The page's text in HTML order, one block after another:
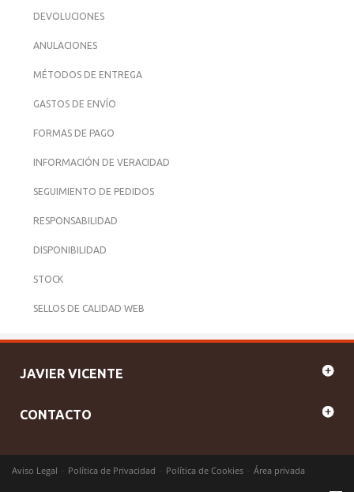
DEVOLUCIONES
ANULACIONES
MÉTODOS DE ENTREGA
GASTOS DE ENVÍO
FORMAS DE PAGO
INFORMACIÓN DE VERACIDAD
SEGUIMIENTO DE PEDIDOS
RESPONSABILIDAD
DISPONIBILIDAD
STOCK
SELLOS DE CALIDAD WEB
JAVIER VICENTE
CONTACTO
Aviso Legal Política de Privacidad Política de Cookies Área privada